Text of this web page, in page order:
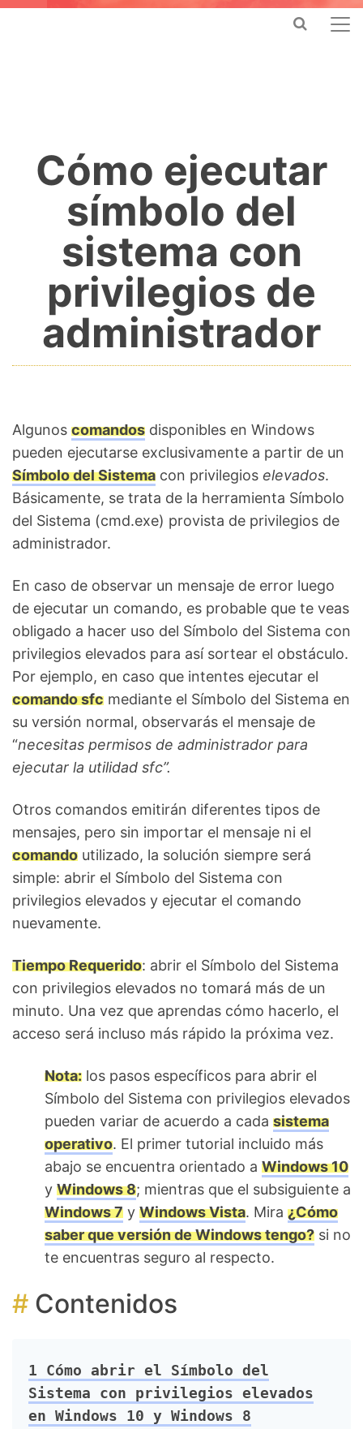
Cómo ejecutar
símbolo del
sistema con
privilegios de
administrador
Algunos comandos disponibles en Windows
pueden ejecutarse exclusivamente a partir de un
Símbolo del Sistema con privilegios elevados.
Básicamente, se trata de la herramienta Símbolo
del Sistema (cmd.exe) provista de privilegios de
administrador.
En caso de observar un mensaje de error luego
de ejecutar un comando, es probable que te veas
obligado a hacer uso del Símbolo del Sistema con
privilegios elevados para así sortear el obstáculo.
Por ejemplo, en caso que intentes ejecutar el
comando sfc mediante el Símbolo del Sistema en
su versión normal, observarás el mensaje de
“necesitas permisos de administrador para
ejecutar la utilidad sfc”.
Otros comandos emitirán diferentes tipos de
mensajes, pero sin importar el mensaje ni el
comando utilizado, la solución siempre será
simple: abrir el Símbolo del Sistema con
privilegios elevados y ejecutar el comando
nuevamente.
Tiempo Requerido: abrir el Símbolo del Sistema
con privilegios elevados no tomará más de un
minuto. Una vez que aprendas cómo hacerlo, el
acceso será incluso más rápido la próxima vez.
Nota: los pasos específicos para abrir el
Símbolo del Sistema con privilegios elevados
pueden variar de acuerdo a cada sistema
operativo. El primer tutorial incluido más
abajo se encuentra orientado a Windows 10
y Windows 8; mientras que el subsiguiente a
Windows 7 y Windows Vista. Mira ¿Cómo
saber que versión de Windows tengo? si no
te encuentras seguro al respecto.
Contenidos
1 Cómo abrir el Símbolo del
Sistema con privilegios elevados
en Windows 10 y Windows 8